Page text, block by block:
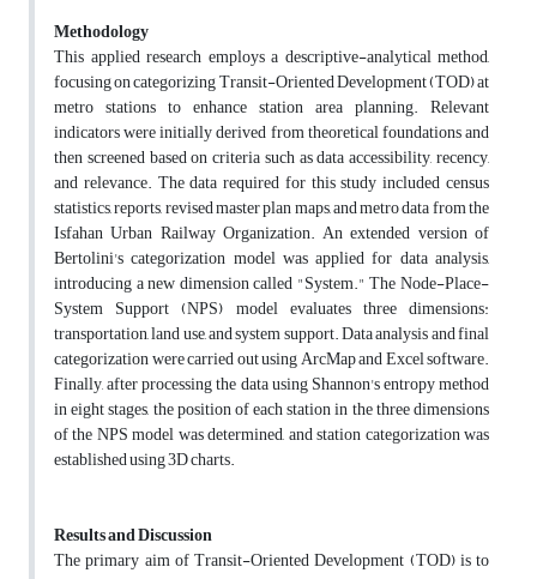
Methodology
This applied research employs a descriptive-analytical method,
focusing on categorizing Transit-Oriented Development (TOD) at
metro stations to enhance station area planning. Relevant
indicators were initially derived from theoretical foundations and
then screened based on criteria such as data accessibility, recency,
and relevance. The data required for this study included census
statistics, reports, revised master plan maps, and metro data from the
Isfahan Urban Railway Organization. An extended version of
Bertolini's categorization model was applied for data analysis,
introducing a new dimension called "System." The Node-Place-
System Support (NPS) model evaluates three dimensions:
transportation, land use, and system support. Data analysis and final
categorization were carried out using ArcMap and Excel software.
Finally, after processing the data using Shannon's entropy method
in eight stages, the position of each station in the three dimensions
of the NPS model was determined, and station categorization was
established using 3D charts.
Results and Discussion
The primary aim of Transit-Oriented Development (TOD) is to